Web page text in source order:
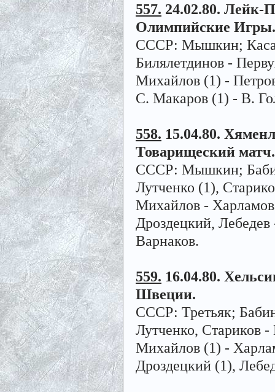
557. 24.02.80. Лейк-
Олимпийские Игры.
СССР: Мышкин;
Билялетдинов -
Михайлов (1) -
С. Макаров (1) - В.
558. 15.04.80.
Товарищеский матч.
СССР: Мышкин;
Лутченко (1),
Михайлов -
Дроздецкий,
Варнаков.
559. 16.04.80.
Швеции.
СССР: Третьяк;
Лутченко, Стариков
Михайлов (1) -
Дроздецкий (1),